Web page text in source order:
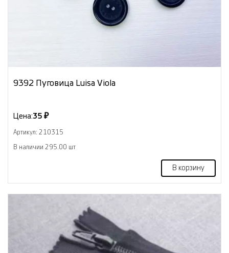
9392 Пуговица Luisa Viola
Цена:35 ₽
Артикул: 210315
В наличии 295.00 шт
В корзину